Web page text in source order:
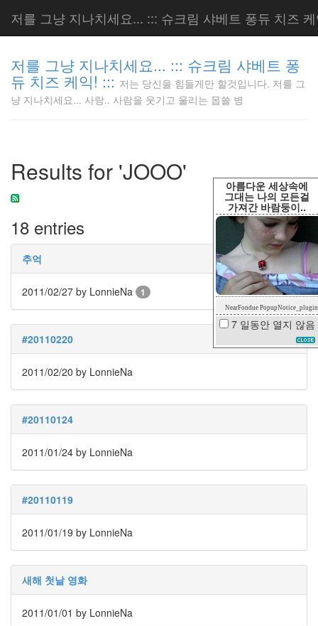
아름다운 세상속에
그대는 나의 모든걸
가져간 바람둥이..
NearFondue PopupNotice_plugin
7 일동안 열지 않음
저를 그냥 지나치세요... ::: 슈크림 샤베트 퐁듀 치즈
저를 그냥 지나치세요... ::: 슈크림 샤베트 퐁
듀 치즈 케익! ::: 저는 당신을 힘들게만 할것입니다. 저를 그
냥 지나치세요... 사랑.. 사람을 웃기고 울리는 몹쓸 병
Results for 'JOOO'
18 entries
추억
2011/02/27 by LonnieNa 1
#20110220
2011/02/20 by LonnieNa
#20110124
2011/01/24 by LonnieNa
#20110119
2011/01/19 by LonnieNa
새해 첫날 영화
2011/01/01 by LonnieNa
저는 당신
을 힘들게
지나치세
요... 사
랑.. 사람
울리는 몹
쓸 병
Cloud
빔
Plug-
in
태
중
SUTTER
HOME